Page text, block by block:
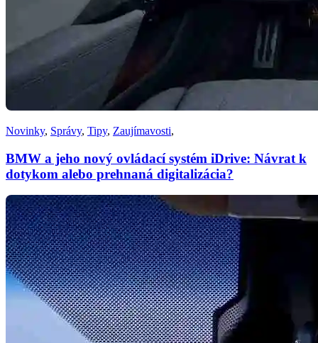
Novinky, Správy, Tipy, Zaujímavosti,
BMW a jeho nový ovládací systém iDrive: Návrat k
dotykom alebo prehnaná digitalizácia?